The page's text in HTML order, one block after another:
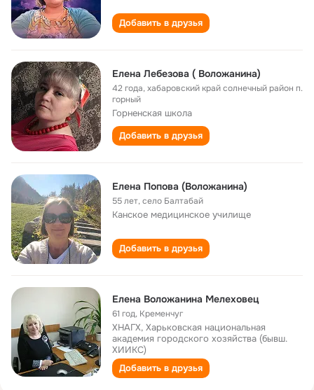
Добавить в друзья
Елена Лебезова ( Воложанина)
42 года,хабаровский край солнечный район п.
горный
Горненская школа
Добавить в друзья
Елена Попова (Воложанина)
55 лет,село Балтабай
Канское медицинское училище
Добавить в друзья
Елена Воложанина Мелеховец
61 год, Кременчуг
ХНАГХ, Харьковская национальная
академия городского хозяйства (бывш.
ХИИКС)
Добавить в друзья